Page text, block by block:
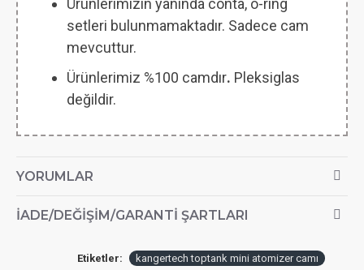
Ürünlerimizin yanında conta, o-ring
setleri bulunmamaktadır. Sadece cam
mevcuttur.
Ürünlerimiz %100 camdır. Pleksiglas
değildir.
YORUMLAR
İADE/DEĞIŞIM/GARANTI ŞARTLARI
Etiketler:
kangertech toptank mini atomizer camı